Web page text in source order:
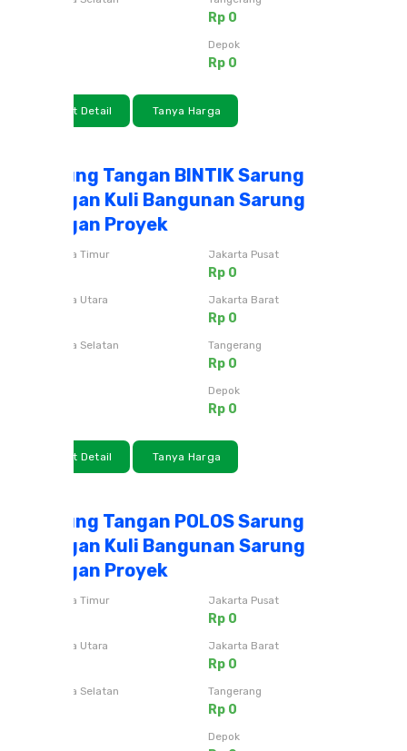
Rp 0
Depok
Rp 0
Lihat Detail Tanya Harga
Sarung Tangan BINTIK Sarung
Tangan Kuli Bangunan Sarung
Tangan Proyek
Jakarta Timur Jakarta Pusat
Rp 0
Jakarta Utara Jakarta Barat
Rp 0
Jakarta Selatan Tangerang
Rp 0
Depok
Rp 0
Lihat Detail Tanya Harga
Sarung Tangan POLOS Sarung
Tangan Kuli Bangunan Sarung
Tangan Proyek
Jakarta Timur Jakarta Pusat
Rp 0
Jakarta Utara Jakarta Barat
Rp 0
Jakarta Selatan Tangerang
Rp 0
Depok